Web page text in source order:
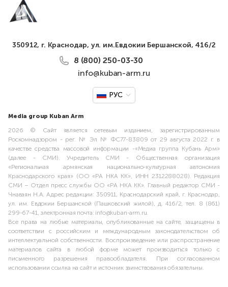
350912, г. Краснодар, ул. им.Евдокии Бершанской, 416/2
8 (800) 250-03-30
info@kuban-arm.ru
РУС
Media group Kuban Arm
2026 © Сайт является сетевым изданием, зарегистрированным
Роскомнадзором - рег. № Эл № ФС77-83809 от 29 августа 2022 г. в
качестве средства массовой информации -«Медиа группа Кубань Арм»
(далее - СМИ). Учредитель СМИ - Общественная организация
«Региональная армянская национально-культурная автономия
Краснодарского края» (ОО «РА НКА КК», ИНН 2312288028). Редакция
СМИ – Отдел пресс службы ОО «РА НКА КК». Главный редактор СМИ -
Чнаваян Н.А. Адрес редакции: 350911, Краснодарский край, г. Краснодар,
ул. им. Евдокии Бершанской (Пашковский жилой), д. 416/2, тел. 8 (861)
299-67-41, электронная почта: info@kuban-arm.ru.
Все права на любые материалы, опубликованные на сайте, защищены в
соответствии с российским и международным законодательством об
интеллектуальной собственности. Воспроизведение или распространение
материалов сайта в любой форме может производиться только с
письменного разрешения правообладателя. При согласованном
использовании ссылка на сайт и источник заимствования обязательны.